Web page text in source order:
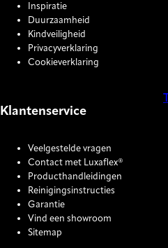
Inspiratie
Duurzaamheid
Kindveiligheid
Privacyverklaring
Cookieverklaring
Klantenservice
Veelgestelde vragen
Contact met Luxaflex®
Producthandleidingen
Reinigingsinstructies
Garantie
Vind een showroom
Sitemap